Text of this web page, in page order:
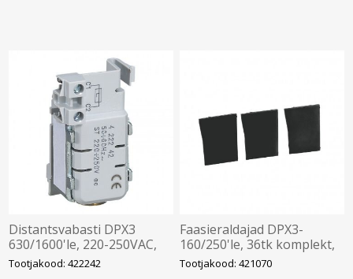
Distantsvabasti DPX3
630/1600'le, 220-250VAC,
Legrand
Tootjakood: 422242
Faasieraldajad DPX3-
160/250'le, 36tk komplekt,
Legrand
Tootjakood: 421070